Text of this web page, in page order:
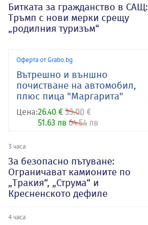
Битката за гражданство в САЩ:
Тръмп с нови мерки срещу
„родилния туризъм“
Оферта от Grabo.bg
Вътрешно и външно
почистване на автомобил,
плюс пица "Маргарита"
Цена:26.40 € 33.00 €
51.63 лв 64.54 лв
3 часа
За безопасно пътуване:
Ограничават камионите по
„Тракия“, „Струма“ и
Кресненското дефиле
4 часа